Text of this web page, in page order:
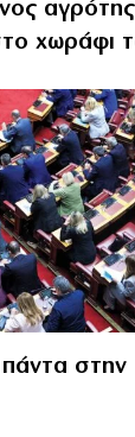
αγρότης
χωράφι
στην